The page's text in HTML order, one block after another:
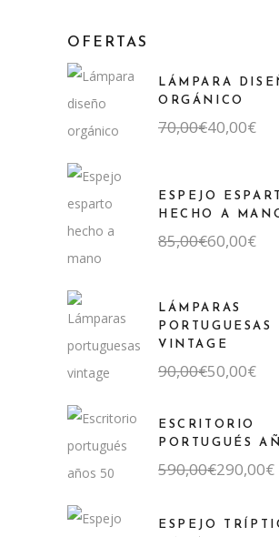
OFERTAS
LÁMPARA
ORGÁNICO
70,00€
El
precio
70,00€.
40,00€
El
precio
40,00€.
ESPEJO
HECHO A
85,00€
El
precio
85,00€.
60,00€
El
precio
60,00€.
LÁMPARAS
PORTUGUESAS
VINTAGE
90,00€
El
precio
era:
90,00€.
50,00€
El
precio
es:
50,00€.
ESCRITORIO
PORTUGUÉS
590,00€
El
precio
era:
590,00€.
290,00€
El
precio
es:
290,00€.
ESPEJO